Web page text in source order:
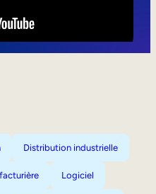
Distribution industrielle
Logiciel